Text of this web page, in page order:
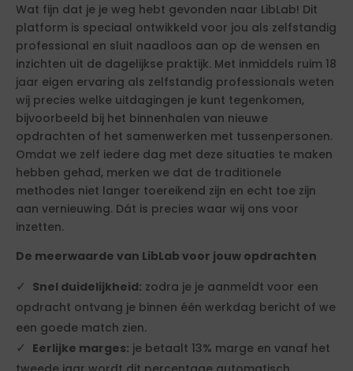
Wat fijn dat je je weg hebt gevonden naar LibLab! Dit
platform is speciaal ontwikkeld voor jou als zelfstandig
professional en sluit naadloos aan op de wensen en
inzichten uit de dagelijkse praktijk. Met inmiddels ruim 18
jaar eigen ervaring als zelfstandig professionals weten
wij precies welke uitdagingen je kunt tegenkomen,
bijvoorbeeld bij het binnenhalen van nieuwe
opdrachten of het samenwerken met tussenpersonen.
Omdat we zelf iedere dag met deze situaties te maken
hebben gehad, merken we dat de traditionele
methodes niet langer toereikend zijn en echt toe zijn
aan vernieuwing. Dát is precies waar wij ons voor
inzetten.
De meerwaarde van LibLab voor jouw opdrachten
Snel duidelijkheid: zodra je je aanmeldt voor een
opdracht ontvang je binnen één werkdag bericht of we
een goede match zien.
Eerlijke marges: je betaalt 13% marge en vanaf het